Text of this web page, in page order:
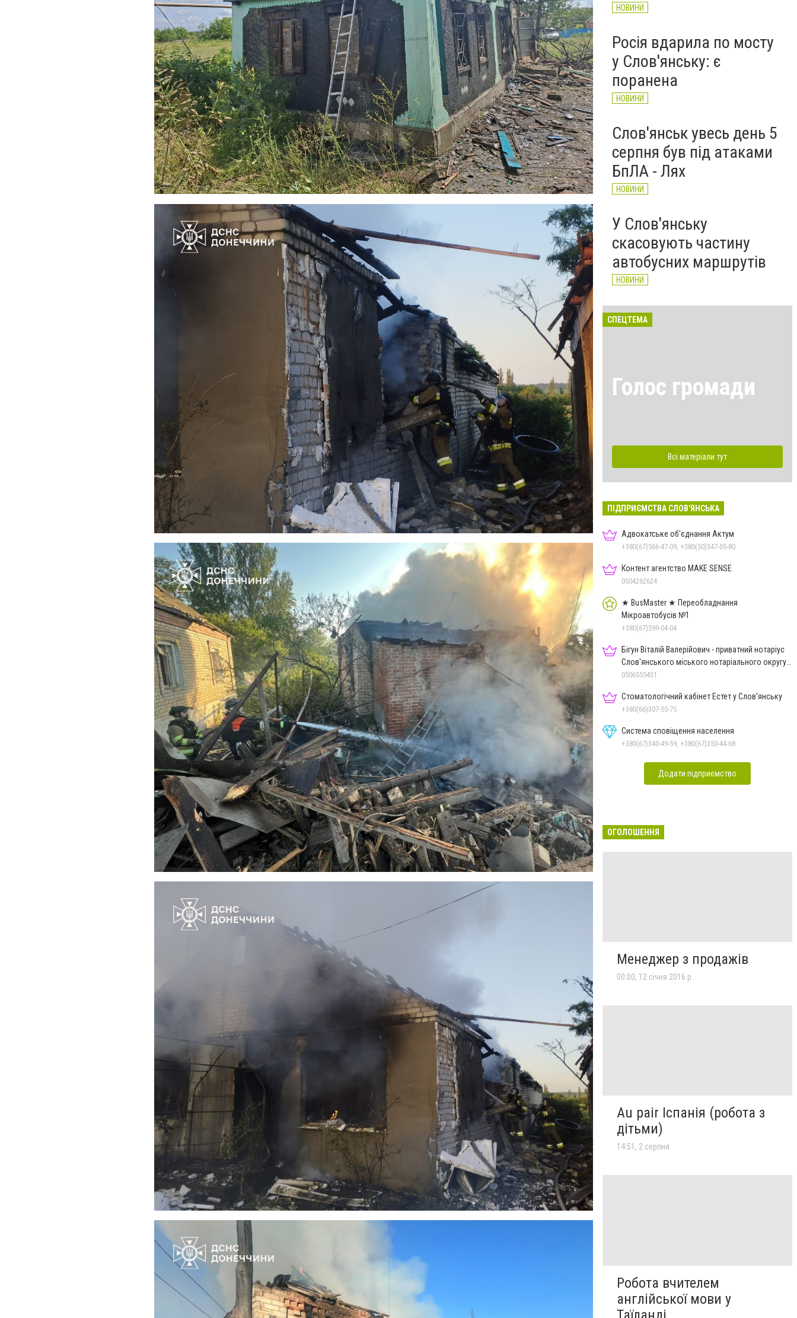
НОВИНИ
Росія вдарила по мосту
у Слов'янську: є
поранена
НОВИНИ
Слов'янськ увесь день 5
серпня був під атаками
БпЛА - Лях
НОВИНИ
У Слов'янську
скасовують частину
автобусних маршрутів
НОВИНИ
СПЕЦТЕМА
Голос громади
Всі матеріали тут
ПІДПРИЄМСТВА СЛОВ'ЯНСЬКА
Адвокатське об'єднання Актум
+380(67)566-47-09, +380(50)347-05-80
Контент агентство MAKE SENSE
0504262624
★ BusMaster ★ Переобладнання
Мікроавтобусів №1
+380(67)599-04-04
Бігун Віталій Валерійович - приватний нотаріус
Слов'янського міського нотаріального округу
Дон.обл.
0506555431
Стоматологічний кабінет Естет у Слов'янську
+380(66)307-55-75
Система сповіщення населення
+380(67)340-49-59, +380(67)350-44-68
Додати підприємство
ОГОЛОШЕННЯ
Менеджер з продажів
00:00, 12 січня 2016 р.
Au pair Іспанія (робота з
дітьми)
14:51, 2 серпня
Робота вчителем
англійської мови у